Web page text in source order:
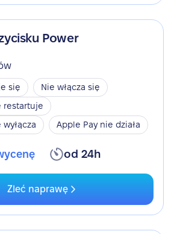
Power
się
Nie włącza się
restartuje
Apple Pay nie działa
od 24h
Zleć naprawę